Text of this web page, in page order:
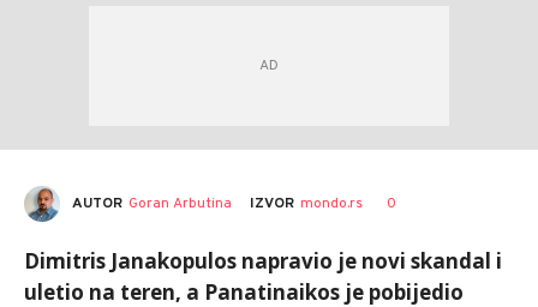
AUTOR Goran Arbutina IZVOR mondo.rs 0
Dimitris Janakopulos napravio je novi skandal i
uletio na teren, a Panatinaikos je pobijedio